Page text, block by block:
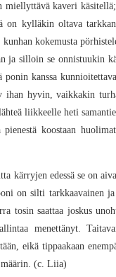
miellyttävä kaveri
on kylläkin oltava
kokemusta
ja silloin se
kanssa
ihan hyvin, vaikkakin
liikkeelle heti
koostaan
kärryjen edessä se on
on silti tarkkaavainen
tosin saattaa joskus
menettänyt.
eikä tippaakaan
määrin. (c. Liia)